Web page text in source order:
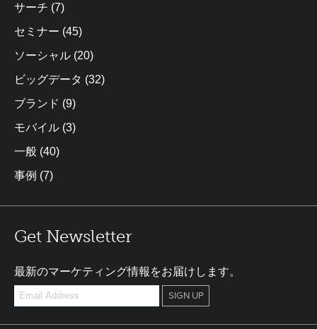
サーチ (7)
セミナー (45)
ソーシャル (20)
ビッグデータ (32)
ブランド (9)
モバイル (3)
一般 (40)
事例 (7)
Get Newsletter
最新のマーケティング情報をお届けします。